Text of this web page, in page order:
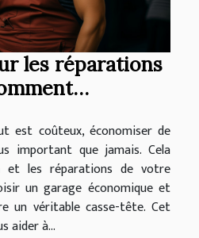
les réparations
fiable
est coûteux, économiser de
important que jamais. Cela
et les réparations de votre
un garage économique et
un véritable casse-tête. Cet
aider à...